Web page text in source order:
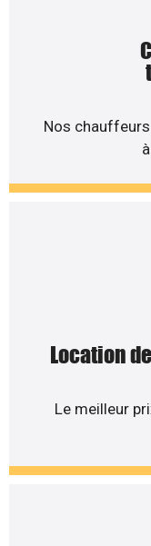
Nos
Location
Le meilleur